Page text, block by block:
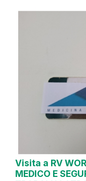
Visita a RV
MEDICO E